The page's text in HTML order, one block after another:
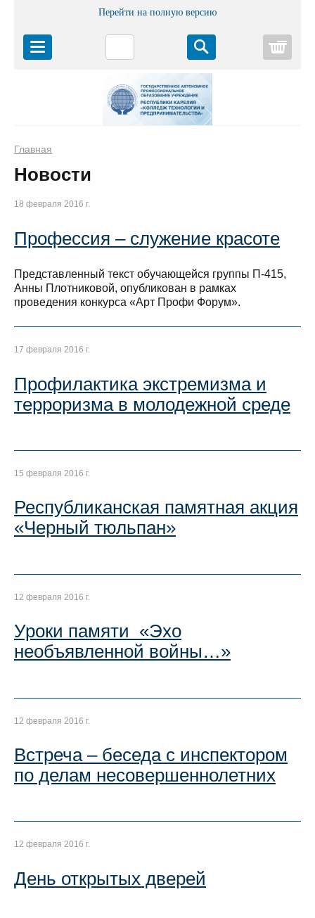
Перейти на полную версию
Главная
Новости
18 февраля 2016 г.
Профессия – служение красоте
Представленный текст обучающейся группы П-415,
Анны Плотниковой, опубликован в рамках
проведения конкурса «Арт Профи Форум».
17 февраля 2016 г.
Профилактика экстремизма и
терроризма в молодежной среде
15 февраля 2016 г.
Республиканская памятная акция
«Черный тюльпан»
12 февраля 2016 г.
Уроки памяти «Эхо
необъявленной войны…»
12 февраля 2016 г.
Встреча – беседа с инспектором
по делам несовершеннолетних
12 февраля 2016 г.
День открытых дверей